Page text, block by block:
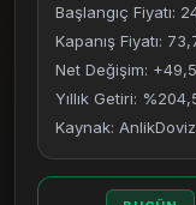
Başlangıç Fiyatı:
Kapanış Fiyatı:
Net Değişim:
Yıllık Getiri:
Kaynak: